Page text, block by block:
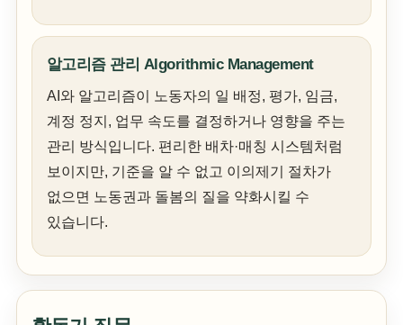
알고리즘 관리 Algorithmic Management
AI와 알고리즘이 노동자의 일 배정, 평가, 임금,
계정 정지, 업무 속도를 결정하거나 영향을 주는
관리 방식입니다. 편리한 배차·매칭 시스템처럼
보이지만, 기준을 알 수 없고 이의제기 절차가
없으면 노동권과 돌봄의 질을 약화시킬 수
있습니다.